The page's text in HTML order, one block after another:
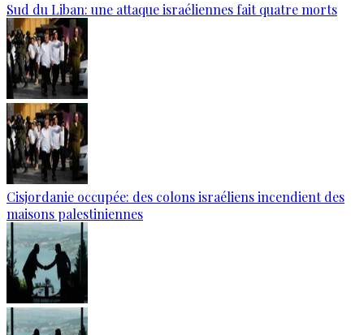
Sud du Liban: une attaque israéliennes fait quatre morts
Cisjordanie occupée: des colons israéliens incendient des
maisons palestiniennes